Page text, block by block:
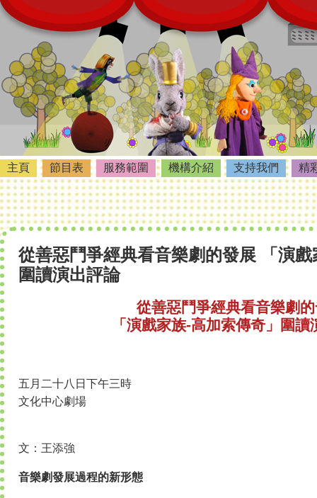
主頁 節目表 服務範圍 機構介紹 支持我們 精
從善惡鬥爭經典看音樂劇的發展 「演
圍讀演出評論
從善惡鬥爭經典看音樂劇
「演戲家族-高加索傳奇」圍讀
五月二十八日下午三時
文化中心劇場
文：王添強
音樂劇發展過程的新形態